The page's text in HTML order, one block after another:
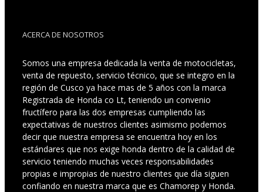
ACERCA DE NOSOTROS
Somos una empresa dedicada la venta de motocicletas,
venta de repuesto, servicio técnico, que se integro en la
región de Cusco ya hace mas de 5 años con la marca
Registrada de Honda co Lt, teniendo un convenio
fructífero para las dos empresas cumpliendo las
expectativas de nuestros clientes asimismo podemos
decir que nuestra empresa se encuentra hoy en los
estándares que nos exige honda dentro de la calidad de
servicio teniendo muchas veces responsabilidades
propias e impropias de nuestro clientes que día siguen
confiando en nuestra marca que es Chamorep y Honda.